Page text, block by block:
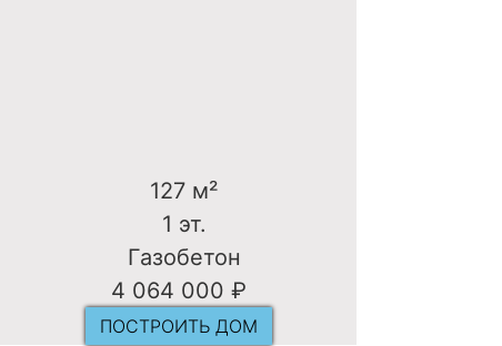
127 м²
1 эт.
Газобетон
4 064 000 ₽
ПОСТРОИТЬ ДОМ